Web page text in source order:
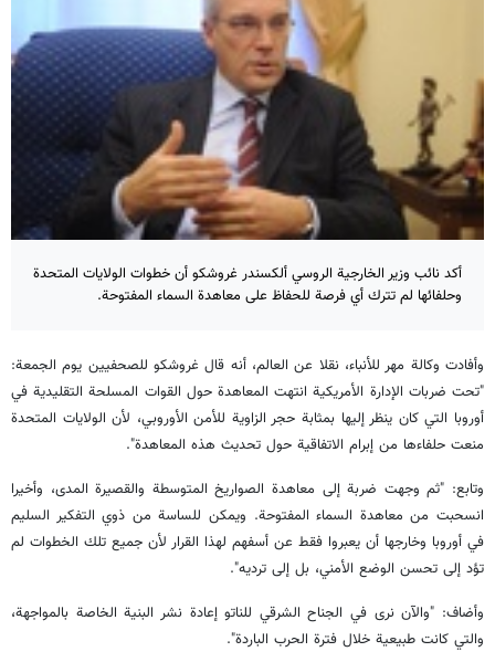
أكد نائب وزير الخارجية الروسي ألكسندر غروشكو أن خطوات الولايات المتحدة
وحلفائها لم تترك أي فرصة للحفاظ على معاهدة السماء المفتوحة.
وأفادت وكالة مهر للأنباء، نقلا عن العالم، أنه قال غروشكو للصحفيين يوم الجمعة:
"تحت ضربات الإدارة الأمريكية انتهت المعاهدة حول القوات المسلحة التقليدية في
أوروبا التي كان ينظر إليها بمثابة حجر الزاوية للأمن الأوروبي، لأن الولايات المتحدة
منعت حلفاءها من إبرام الاتفاقية حول تحديث هذه المعاهدة".
وتابع: "ثم وجهت ضربة إلى معاهدة الصواريخ المتوسطة والقصيرة المدى، وأخيرا
انسحبت من معاهدة السماء المفتوحة. ويمكن للساسة من ذوي التفكير السليم
في أوروبا وخارجها أن يعبروا فقط عن أسفهم لهذا القرار لأن جميع تلك الخطوات لم
تؤد إلى تحسن الوضع الأمني، بل إلى ترديه".
وأضاف: "والآن نرى في الجناح الشرقي للناتو إعادة نشر البنية الخاصة بالمواجهة،
والتي كانت طبيعية خلال فترة الحرب الباردة".